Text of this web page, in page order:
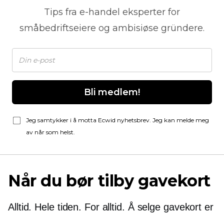
Tips fra e-handel eksperter for
småbedriftseiere og ambisiøse gründere.
Bli medlem!
Jeg samtykker i å motta Ecwid nyhetsbrev. Jeg kan melde meg
av når som helst.
Når du bør tilby gavekort
Alltid. Hele tiden. For alltid. Å selge gavekort er